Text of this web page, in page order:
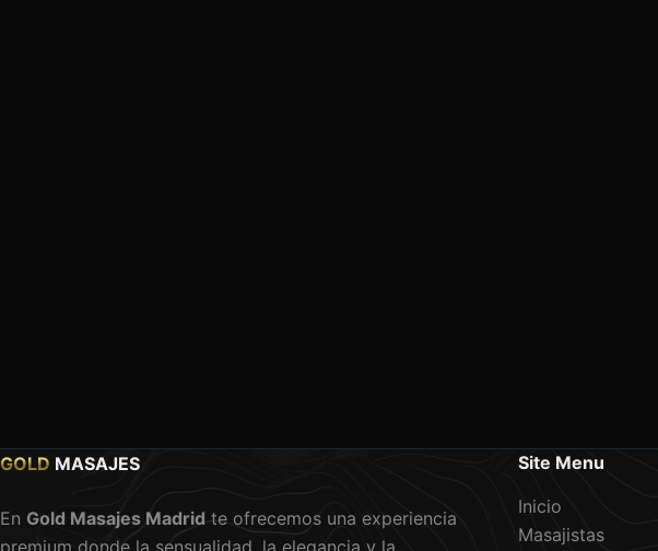
GOLD MASAJES
En Gold Masajes Madrid te ofrecemos una experiencia
Site Menu
Inicio
Masajistas